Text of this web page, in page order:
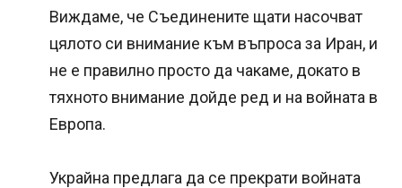
Виждаме, че Съединените щати насочват
цялото си внимание към въпроса за Иран, и
не е правилно просто да чакаме, докато в
тяхното внимание дойде ред и на войната в
Европа.
Украйна предлага да се прекрати войната